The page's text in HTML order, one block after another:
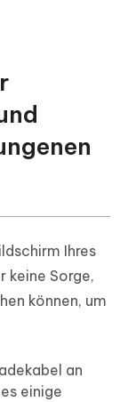
Ihres
keine Sorge,
können, um
an
einige